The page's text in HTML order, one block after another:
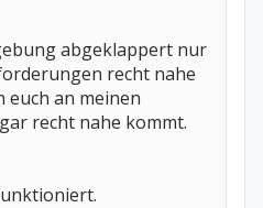
abgeklappert nur
recht nahe
euch an meinen
recht nahe kommt.